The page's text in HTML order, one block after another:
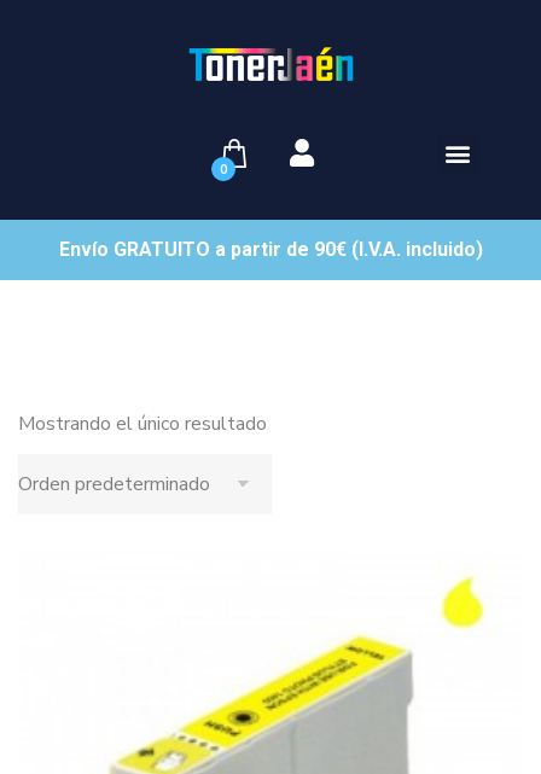
0
Envío GRATUITO a partir de 90€ (I.V.A. incluido)
Mostrando el único resultado